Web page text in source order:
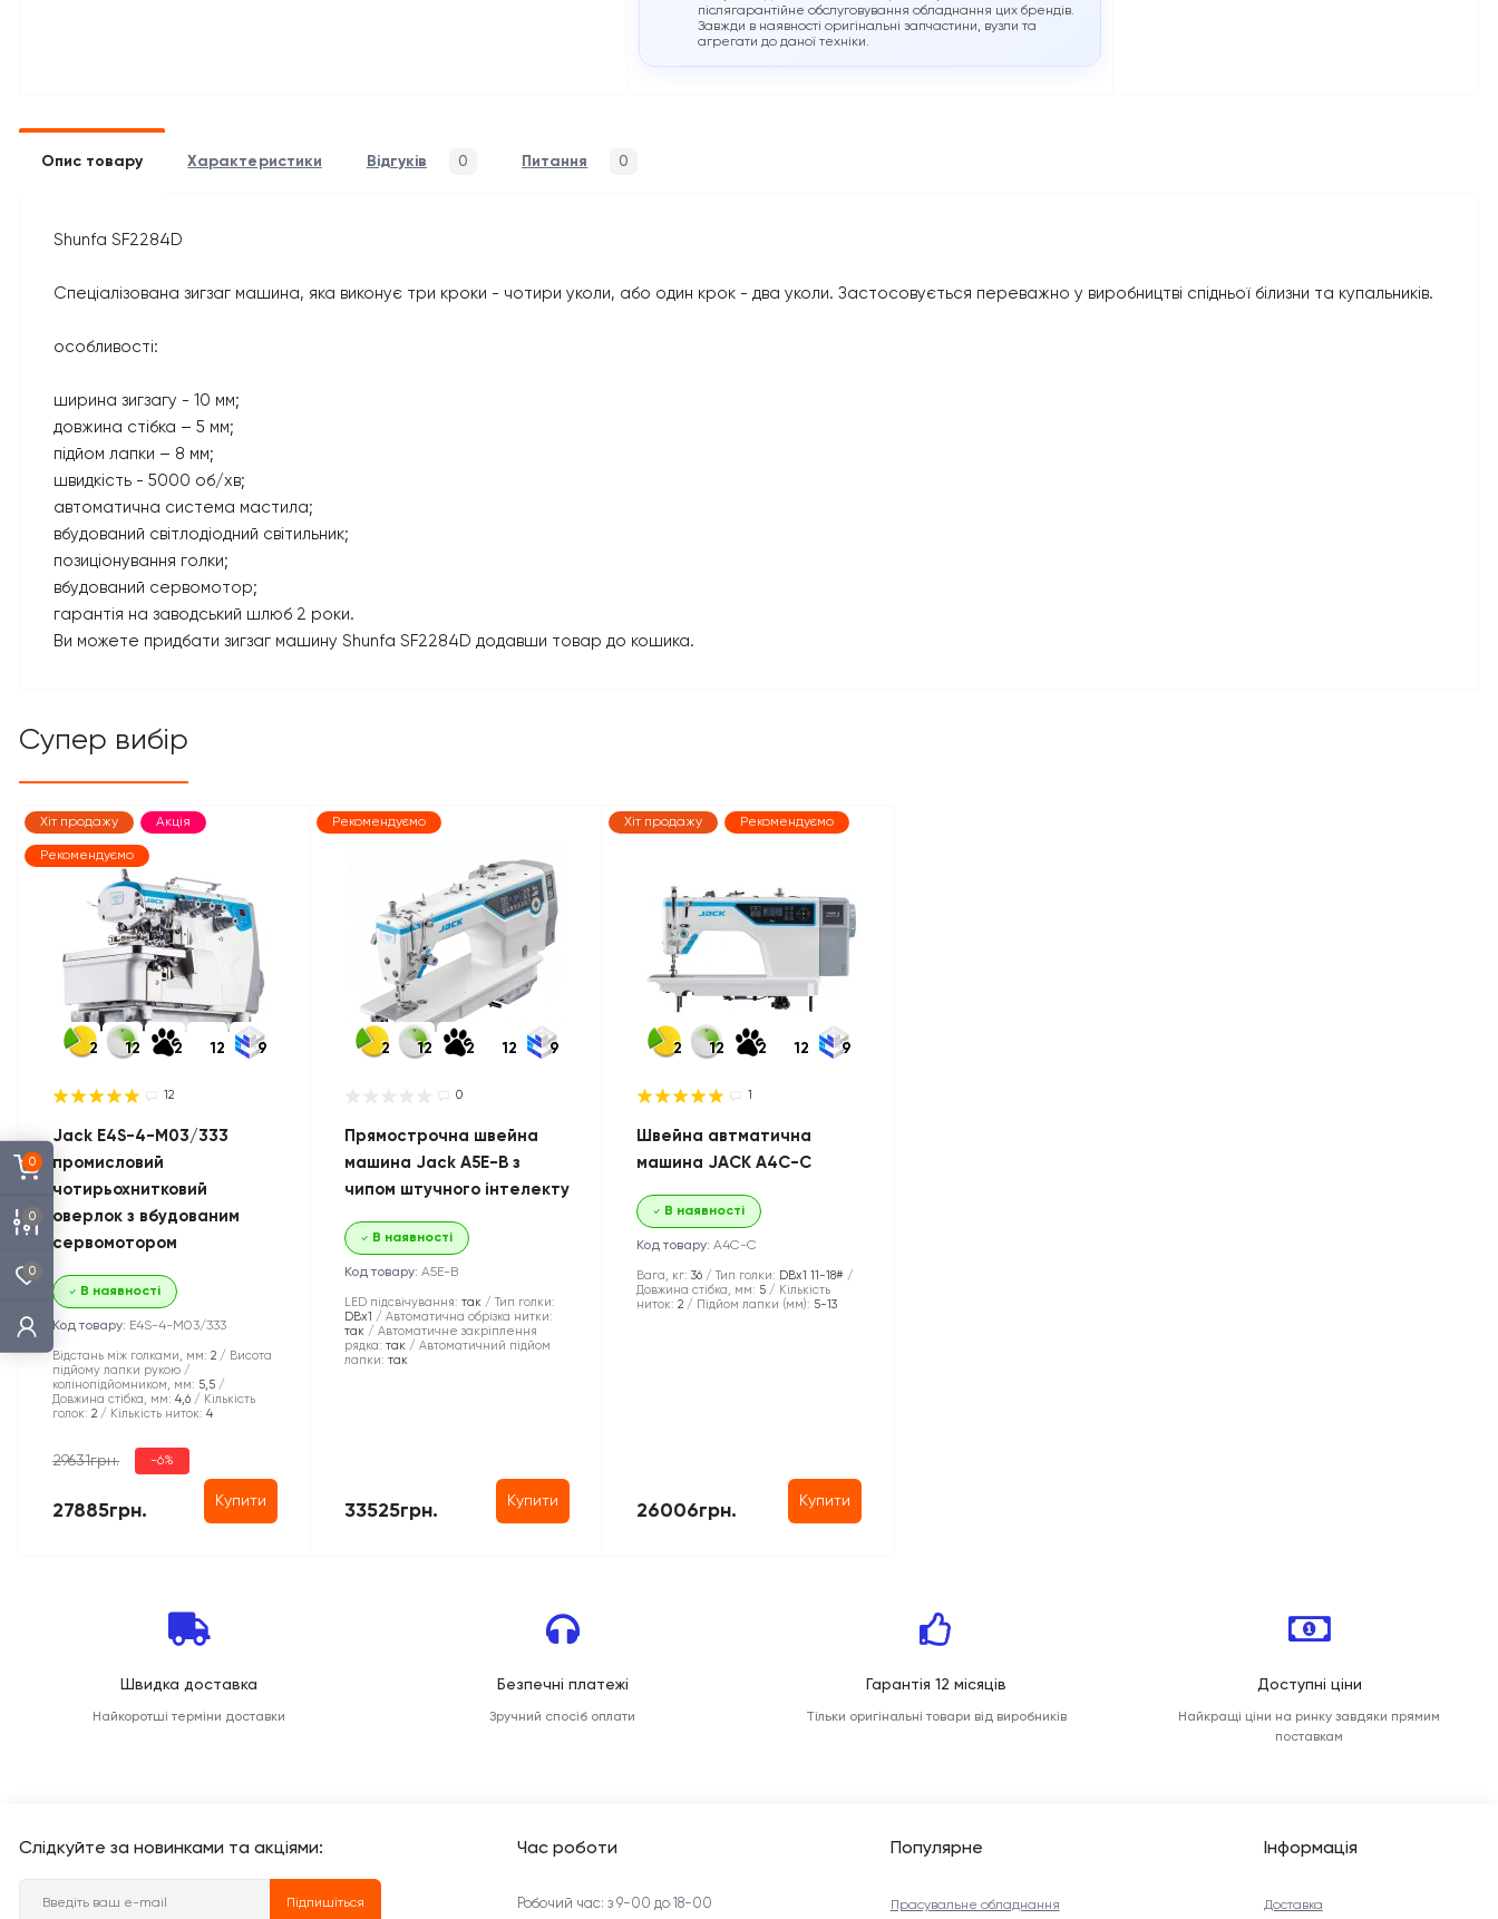
0
0
0
післягарантійне обслуговування обладнання цих брендів.
Завжди в наявності оригінальні запчастини, вузли та
агрегати до даної техніки.
Опис товару Характеристики Відгуків 0 Питання 0
Shunfa SF2284D
Спеціалізована зигзаг машина, яка виконує три кроки - чотири уколи, або один крок - два уколи. Застосовується переважно у виробництві спідньої білизни та купальників.
особливості:
ширина зигзагу - 10 мм;
довжина стібка – 5 мм;
підйом лапки – 8 мм;
швидкість - 5000 об/хв;
автоматична система мастила;
вбудований світлодіодний світильник;
позиціонування голки;
вбудований сервомотор;
гарантія на заводський шлюб 2 роки.
Ви можете придбати зигзаг машину Shunfa SF2284D додавши товар до кошика.
Супер вибір
Хіт продажу Акція
Рекомендуємо
2 12 2 12 9
12
Jack E4S-4-M03/333
промисловий
чотирьохнитковий
оверлок з вбудованим
сервомотором
В наявності
Код товару: E4S-4-M03/333
Відстань між голками, мм: 2
Висота
підйому лапки рукою /
колінопідйомником, мм: 5,5
Довжина стібка, мм: 4,6
Кількість
голок: 2 Кількість ниток: 4
29631грн. -6%
27885грн. Купити
Рекомендуємо
2 12 2 12 9
0
Прямострочна швейна
машина Jack A5E-B з
чипом штучного інтелекту
В наявності
Код товару: A5E-B
LED підсвічування: так
Тип голки:
DBx1
Автоматична обрізка нитки:
так
Автоматичне закріплення
рядка: так
Автоматичний підйом
лапки: так
33525грн. Купити
Хіт продажу Рекомендуємо
2 12 2 12 9
1
Швейна автматична
машина JACK A4C-С
В наявності
Код товару: A4C-С
Вага, кг: 36 Тип голки: DBx1 11-18#
Довжина стібка, мм: 5
Кількість
ниток: 2 Підйом лапки (мм): 5-13
26006грн. Купити
Швидка доставка
Найкоротші терміни доставки
Безпечні платежі
Зручний спосіб оплати
Гарантія 12 місяців
Тільки оригінальні товари від виробників
Доступні ціни
Найкращі ціни на ринку завдяки прямим
поставкам
Слідкуйте за новинками та акціями:
Підпишіться
Час роботи
Робочий час: з 9-00 до 18-00
Популярне
Прасувальне обладнання
Інформація
Доставка